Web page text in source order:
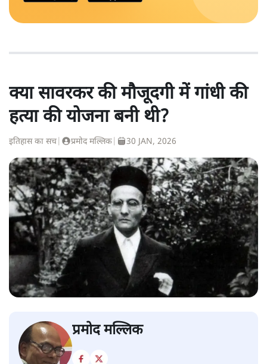
क्या सावरकर की मौजूदगी में गांधी की
हत्या की योजना बनी थी?
इतिहास का सच प्रमोद मल्लिक 30 JAN, 2026
प्रमोद मल्लिक